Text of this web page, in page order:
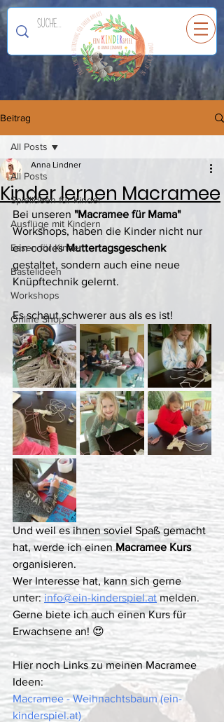
EinKINDERspiel
Beitrag
All Posts
Spielideen für Kinder
Ausflüge mit Kindern
Essen für Kinder
Bastelideen
Workshops
Online Shop
All Posts
Kinder lernen Macramee
Anna Lindner
Bei unseren "Macramee für Mama"
Workshops, haben die Kinder nicht nur
ein cooles Muttertagsgeschenk
gestaltet, sondern auch eine neue
Knüpftechnik gelernt.
Es schaut schwerer aus als es ist!
Und weil es ihnen soviel Spaß gemacht
hat, werde ich einen Macramee Kurs
organisieren.
Wer Interesse hat, kann sich gerne
unter: info@ein-kinderspiel.at melden.
Gerne biete ich auch einen Kurs für
Erwachsene an! 😍
Hier noch Links zu meinen Macramee
Ideen:
Macramee - Weihnachtsbaum (ein-
kinderspiel.at)